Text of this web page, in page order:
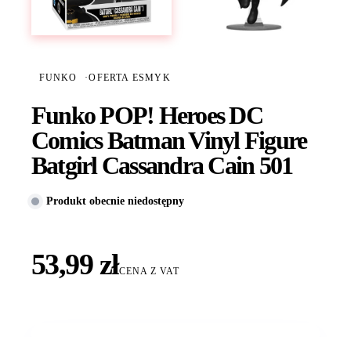
FUNKO ·OFERTA ESMYK
Funko POP! Heroes DC
Comics Batman Vinyl Figure
Batgirl Cassandra Cain 501
Produkt obecnie niedostępny
53,99 złCENA Z VAT